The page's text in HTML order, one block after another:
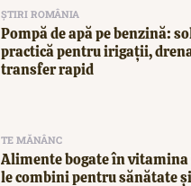
ȘTIRI ROMÂNIA
Pompă de apă pe benzină:
practică pentru irigații,
transfer rapid
TE MĂNÂNC
Alimente bogate în vitamina
le combini pentru sănătate